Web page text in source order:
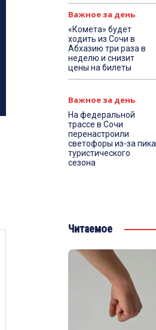
Важное за день
«Комета» будет
ходить из Сочи в
Абхазию три раза в
неделю и снизит
цены на билеты
Важное за день
На федеральной
трассе в Сочи
перенастроили
светофоры из-за пика
туристического
сезона
Читаемое